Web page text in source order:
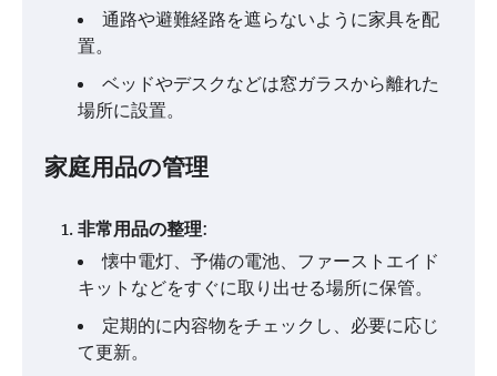
通路や避難経路を遮らないように家具を配
置。
ベッドやデスクなどは窓ガラスから離れた
場所に設置。
家庭用品の管理
非常用品の整理:
懐中電灯、予備の電池、ファーストエイド
キットなどをすぐに取り出せる場所に保管。
定期的に内容物をチェックし、必要に応じ
て更新。